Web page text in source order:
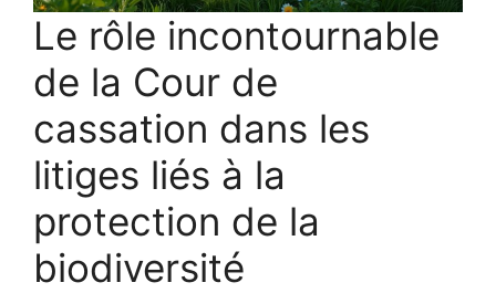
Le rôle incontournable
de la Cour de
cassation dans les
litiges liés à la
protection de la
biodiversité